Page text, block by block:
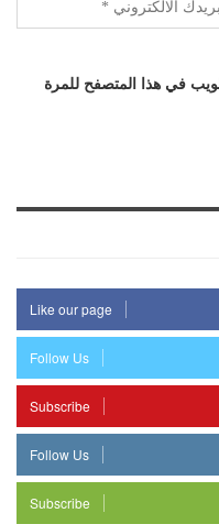
في هذا المتصفح للمرة
Like our page
Follow Us
Subscribe
Follow Us
Subscribe